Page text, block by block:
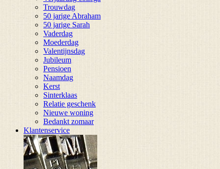
Trouwdag
50 jarige Abraham
50 jarige Sarah
Vaderdag
Moederdag
Valentijnsdag
Jubileum
Pensioen
Naamdag
Kerst
Sinterklaas
Relatie geschenk
Nieuwe woning
Bedankt zomaar
Klantenservice